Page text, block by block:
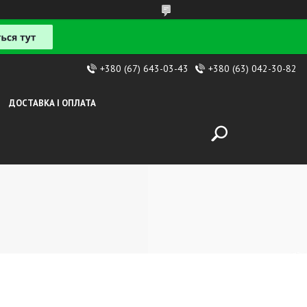
+380 (67) 643-03-43 +380 (63) 042-30-82
ДОСТАВКА І ОПЛАТА